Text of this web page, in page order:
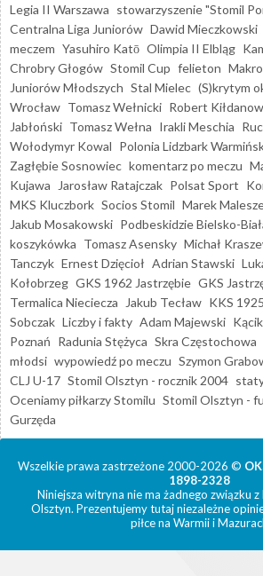
Legia II Warszawa stowarzyszenie "Stomil
Centralna Liga Juniorów Dawid Mieczkowski
meczem Yasuhiro Katō Olimpia II Elbląg
Chrobry Głogów Stomil Cup felieton
Juniorów Młodszych Stal Mielec (S)krytym
Wrocław Tomasz Wełnicki Robert
Jabłoński Tomasz Wełna Irakli Meschia
Wołodymyr Kowal Polonia Lidzbark
Zagłębie Sosnowiec komentarz po meczu
Kujawa
Jarosław Ratajczak Polsat Sport
MKS Kluczbork Socios Stomil Marek
Jakub Mosakowski Podbeskidzie Bielsko-
koszykówka Tomasz Asensky Michał
Tanczyk Ernest Dzięcioł Adrian Stawski
Kołobrzeg GKS 1962 Jastrzębie GKS
Termalica Nieciecza
Jakub Tecław KKS
Sobczak Liczby i fakty Adam Majewski
Poznań Radunia Stężyca Skra Częstochowa
młodsi wypowiedź po meczu Szymon
CLJ U-17 Stomil Olsztyn - rocznik 2004
Oceniamy piłkarzy Stomilu Stomil Olsztyn -
Gurzęda
Wszelkie prawa zastrzeżone 2000-2026 ©
1898-2328
Niniejsza witryna nie ma żadnego związku
Olsztyn. Prezentujemy tutaj niezależne
piłce na Warmii i